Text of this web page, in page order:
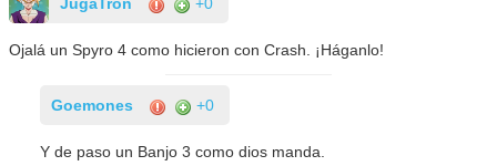
JugaTron +0
Ojalá un Spyro 4 como hicieron con Crash. ¡Háganlo!
Goemones +0
Y de paso un Banjo 3 como dios manda.